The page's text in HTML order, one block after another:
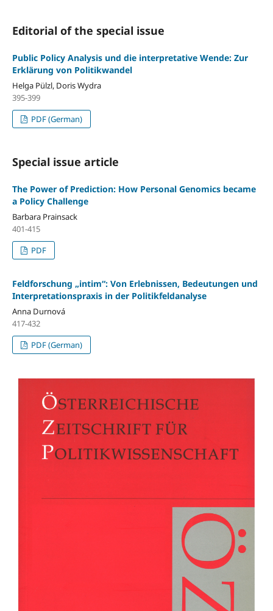
Editorial of the special issue
Public Policy Analysis und die interpretative Wende: Zur
Erklärung von Politikwandel
Helga Pülzl, Doris Wydra
395-399
PDF (German)
Special issue article
The Power of Prediction: How Personal Genomics became
a Policy Challenge
Barbara Prainsack
401-415
PDF
Feldforschung „intim“: Von Erlebnissen, Bedeutungen und
Interpretationspraxis in der Politikfeldanalyse
Anna Durnová
417-432
PDF (German)